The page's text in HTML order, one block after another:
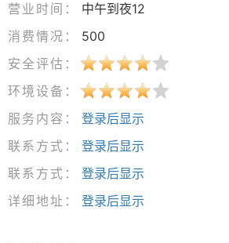
营业时间：
中午到夜12
消费情况：
500
安全评估：
环境设备：
服务内容：
登录后显示
联系方式：
登录后显示
联系方式：
登录后显示
详细地址：
登录后显示